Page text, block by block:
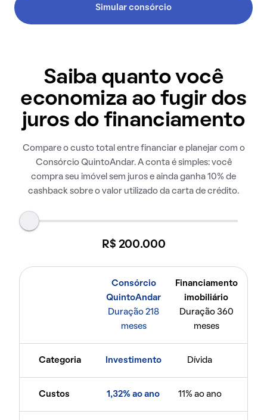
Simular consórcio
Saiba quanto você
economiza ao fugir dos
juros do financiamento
Compare o custo total entre financiar e planejar com o
Consórcio QuintoAndar. A conta é simples: você
compra seu imóvel sem juros e ainda ganha 10% de
cashback sobre o valor utilizado da carta de crédito.
R$ 200.000
Consórcio
QuintoAndar
Duração 218
meses
Financiamento
imobiliário
Duração 360
meses
Categoria Investimento Dívida
Custos 1,32% ao ano 11% ao ano